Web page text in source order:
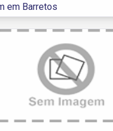
em Barretos